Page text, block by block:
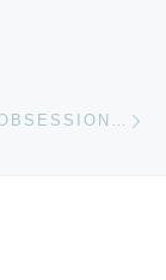
QUAND ERIC ZEMMOUR DÉNONCE L’OBSESSION DE L’INCLUSION SCOLAIRE